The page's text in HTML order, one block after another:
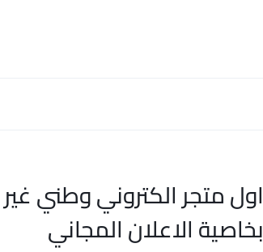
اول متجر الكتروني وطني
بخاصية الاعلان المجاني